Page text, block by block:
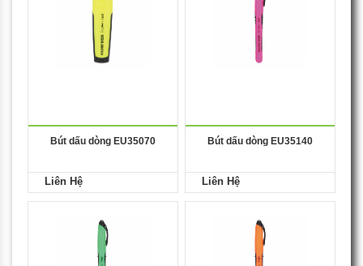
Bút dấu dòng EU35070
Liên Hệ
Bút dấu dòng EU35140
Liên Hệ